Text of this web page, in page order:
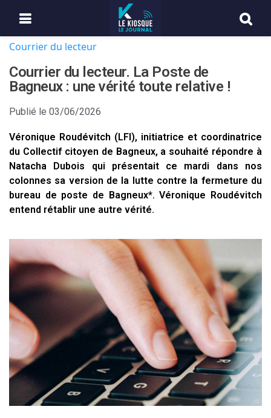
Courrier du lecteur
Courrier du lecteur. La Poste de
Bagneux : une vérité toute relative !
Publié le 03/06/2026
Véronique Roudévitch (LFI), initiatrice et coordinatrice
du Collectif citoyen de Bagneux, a souhaité répondre à
Natacha Dubois qui présentait ce mardi dans nos
colonnes sa version de la lutte contre la fermeture du
bureau de poste de Bagneux*. Véronique Roudévitch
entend rétablir une autre vérité.